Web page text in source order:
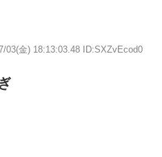
03(金) 18:13:03.48 ID:SXZvEcod0